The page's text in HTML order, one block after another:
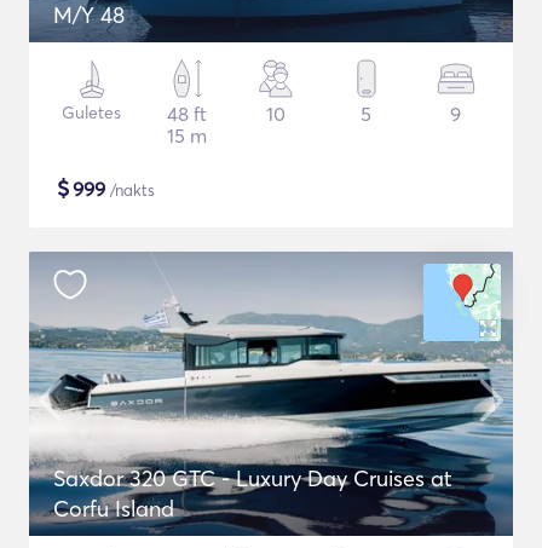
M/Y 48
Guletes
48 ft
15 m
10 5 9
$999 /nakts
Saxdor 320 GTC - Luxury Day Cruises at
Corfu Island